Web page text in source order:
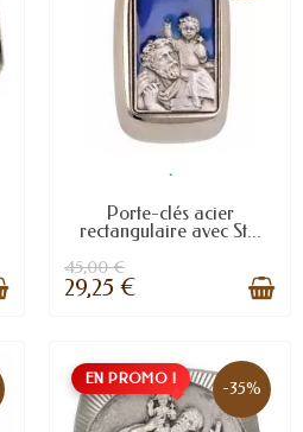
.
Porte-clés acier
rectangulaire avec St...
45,00 €
29,25 €
EN PROMO ! -35%